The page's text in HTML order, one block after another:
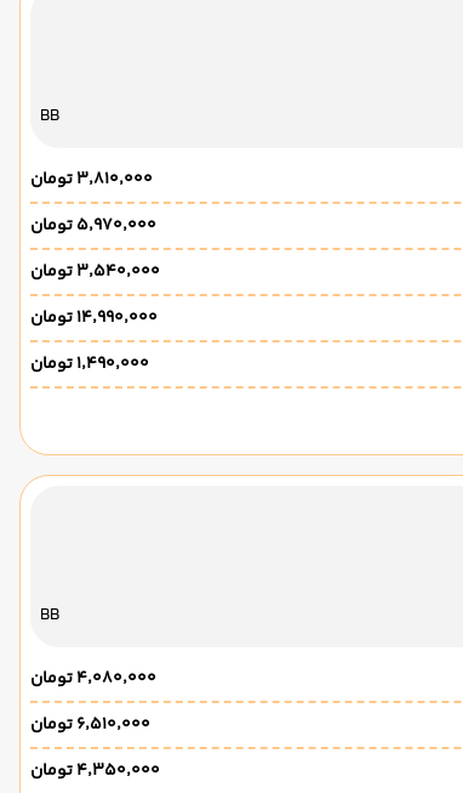
BB
۳٬۸۱۰٬۰۰۰ تومان
۵٬۹۷۰٬۰۰۰ تومان
۳٬۵۴۰٬۰۰۰ تومان
۱۴٬۹۹۰٬۰۰۰ تومان
۱٬۴۹۰٬۰۰۰ تومان
BB
۴٬۰۸۰٬۰۰۰ تومان
۶٬۵۱۰٬۰۰۰ تومان
۴٬۳۵۰٬۰۰۰ تومان